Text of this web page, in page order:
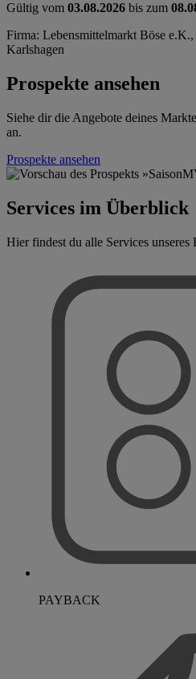
Gültig vom 03.08.2026 bis zum
Firma: Lebensmittelmarkt Böse
Karlshagen
Prospekte ansehen
Siehe dir die Angebote deines
an.
Prospekte ansehen
Services im Überblick
Hier findest du alle Services
PAYBACK